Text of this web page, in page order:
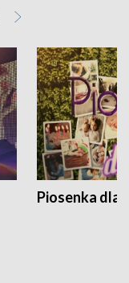
Piosenka dla